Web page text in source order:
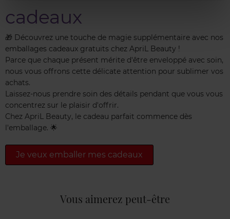
cadeaux
🎁 Découvrez une touche de magie supplémentaire avec nos
emballages cadeaux gratuits chez ApriL Beauty !
Parce que chaque présent mérite d'être enveloppé avec soin,
nous vous offrons cette délicate attention pour sublimer vos
achats.
Laissez-nous prendre soin des détails pendant que vous vous
concentrez sur le plaisir d'offrir.
Chez ApriL Beauty, le cadeau parfait commence dès
l'emballage. 🌟
Je veux emballer mes cadeaux
Vous aimerez peut-être